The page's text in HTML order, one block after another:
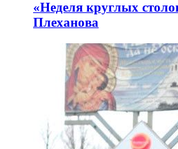
«Неделя круглых
Плеханова